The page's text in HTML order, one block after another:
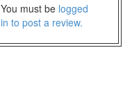
You must be logged
in to post a review.